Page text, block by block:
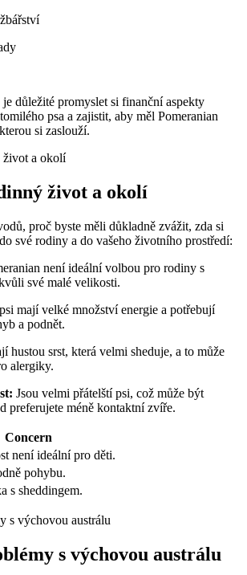
důležité promyslet si finanční aspekty
psa a zajistit, aby měl ⁢Pomeranian
si zaslouží.
život a okolí
proč byste měli důkladně zvážit, zda ‌si
své rodiny a do vašeho životního prostředí:
není ⁢ideální volbou pro ⁤rodiny s
své ‍malé‍ velikosti.
mají velké množství ⁣energie a potřebují
a podnět.
hustou srst, která​ velmi sheduje, a ⁤to může
alergiky.
Jsou velmi ⁤přátelští⁢ psi, což může být‍
preferujete méně kontaktní zvíře.
Concern
není‍ ideální pro děti.
pohybu.
s sheddingem.
s výchovou ​austrálu